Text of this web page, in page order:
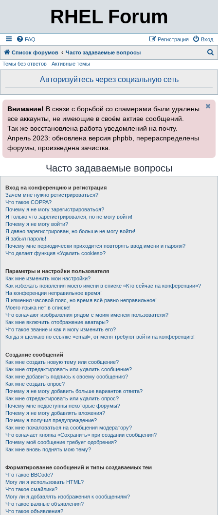
RHEL Forum
FAQ Вход
Регистрация
Список форумов Часто задаваемые вопросы
Темы без ответов Активные темы
Авторизуйтесь через социальную сеть
Внимание! В связи с борьбой со спамерами были удалены
все аккаунты, не имеющие в своём активе сообщений.
Так же восстановлена работа уведомлений на почту.
Апрель 2023: обновлена версия phpbb, перераспределены
форумы, произведена зачистка.
Часто задаваемые вопросы
Вход на конференцию и регистрация
Зачем мне нужно регистрироваться?
Что такое COPPA?
Почему я не могу зарегистрироваться?
Я только что зарегистрировался, но не могу войти!
Почему я не могу войти?
Я давно зарегистрирован, но больше не могу войти!
Я забыл пароль!
Почему мне периодически приходится повторять ввод имени и пароля?
Что делает функция «Удалить cookies»?
Параметры и настройки пользователя
Как мне изменить мои настройки?
Как избежать появления моего имени в списке «Кто сейчас на конференции»?
На конференции неправильное время!
Я изменил часовой пояс, но время всё равно неправильное!
Моего языка нет в списке!
Что означают изображения рядом с моим именем пользователя?
Как мне включить отображение аватары?
Что такое звание и как я могу изменить его?
Когда я щёлкаю по ссылке «email», от меня требуют войти на конференцию!
Создание сообщений
Как мне создать новую тему или сообщение?
Как мне отредактировать или удалить сообщение?
Как мне добавить подпись к своему сообщению?
Как мне создать опрос?
Почему я не могу добавить больше вариантов ответа?
Как мне отредактировать или удалить опрос?
Почему мне недоступны некоторые форумы?
Почему я не могу добавлять вложения?
Почему я получил предупреждение?
Как мне пожаловаться на сообщения модератору?
Что означает кнопка «Сохранить» при создании сообщения?
Почему моё сообщение требует одобрения?
Как мне вновь поднять мою тему?
Форматирование сообщений и типы создаваемых тем
Что такое BBCode?
Могу ли я использовать HTML?
Что такое смайлики?
Могу ли я добавлять изображения к сообщениям?
Что такое важные объявления?
Что такое объявления?